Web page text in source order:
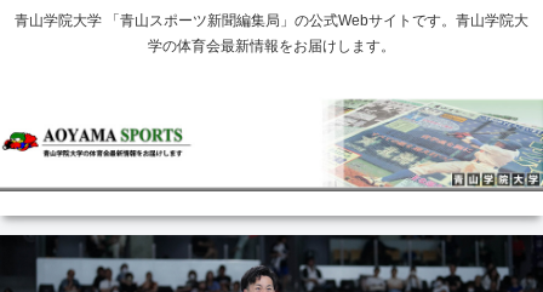
青山学院大学 「青山スポーツ新聞編集局」の公式Webサイトです。青山学院大
学の体育会最新情報をお届けします。